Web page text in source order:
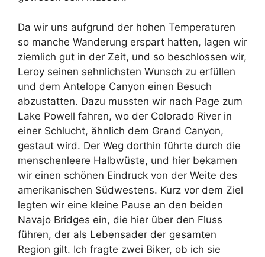
Da wir uns aufgrund der hohen Temperaturen
so manche Wanderung erspart hatten, lagen wir
ziemlich gut in der Zeit, und so beschlossen wir,
Leroy seinen sehnlichsten Wunsch zu erfüllen
und dem Antelope Canyon einen Besuch
abzustatten. Dazu mussten wir nach Page zum
Lake Powell fahren, wo der Colorado River in
einer Schlucht, ähnlich dem Grand Canyon,
gestaut wird. Der Weg dorthin führte durch die
menschenleere Halbwüste, und hier bekamen
wir einen schönen Eindruck von der Weite des
amerikanischen Südwestens. Kurz vor dem Ziel
legten wir eine kleine Pause an den beiden
Navajo Bridges ein, die hier über den Fluss
führen, der als Lebensader der gesamten
Region gilt. Ich fragte zwei Biker, ob ich sie